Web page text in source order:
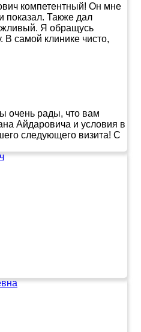
компетентный! Он мне
показал. Также дал
Я обращусь
В самой клинике чисто,
очень рады, что вам
Айдаровича и условия в
следующего визита! С